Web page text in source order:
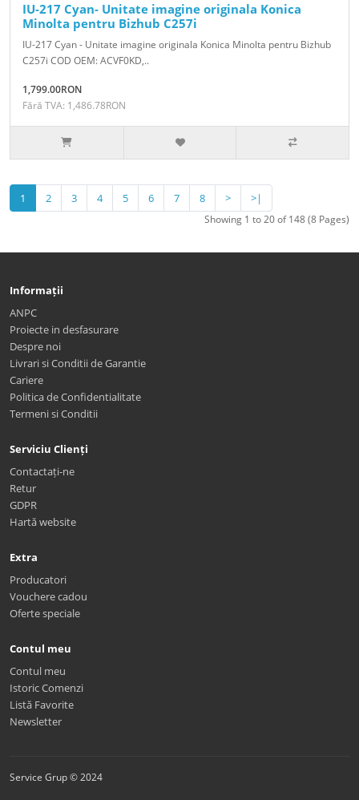
IU-217 Cyan- Unitate imagine originala Konica
Minolta pentru Bizhub C257i
IU-217 Cyan - Unitate imagine originala Konica Minolta pentru Bizhub
C257i COD OEM: ACVF0KD,..
1,799.00RON
Fără TVA: 1,486.78RON
1 2 3 4 5 6 7 8 > >|
Showing 1 to 20 of 148 (8 Pages)
Informații
ANPC
Proiecte in desfasurare
Despre noi
Livrari si Conditii de Garantie
Cariere
Politica de Confidentialitate
Termeni si Conditii
Serviciu Clienți
Contactați-ne
Retur
GDPR
Hartă website
Extra
Producatori
Vouchere cadou
Oferte speciale
Contul meu
Contul meu
Istoric Comenzi
Listă Favorite
Newsletter
Service Grup © 2024